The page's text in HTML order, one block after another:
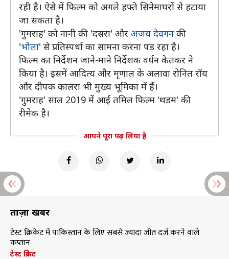
रही है। ऐसे में फिल्म को अगले हफ्ते सिनेमाघरों से हटाया
जा सकता है।
'गुमराह' को नानी की 'दसरा' और अजय देवगन की
'भोला' से प्रतिस्पर्धा का सामना करना पड़ रहा है।
फिल्म का निर्देशन जाने-माने निर्देशक वर्धन केतकर ने
किया है। इसमें आदित्य और मृणाल के अलावा रोनित रॉय
और दीपक कालरा भी मुख्य भूमिका में हैं।
'गुमराह' साल 2019 में आई तमिल फिल्म 'थडम' की
रीमेक है।
आपने पूरा पढ़ लिया है
ताज़ा खबरें
टेस्ट क्रिकेट में पाकिस्तान के लिए सबसे ज्यादा जीत दर्ज करने वाले
कप्तान
टेस्ट क्रिकेट